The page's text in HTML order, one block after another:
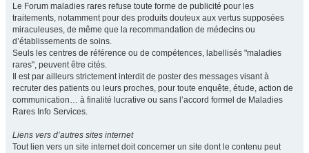
Le Forum maladies rares refuse toute forme de publicité pour les
traitements, notamment pour des produits douteux aux vertus supposées
miraculeuses, de même que la recommandation de médecins ou
d’établissements de soins.
Seuls les centres de référence ou de compétences, labellisés "maladies
rares", peuvent être cités.
Il est par ailleurs strictement interdit de poster des messages visant à
recruter des patients ou leurs proches, pour toute enquête, étude, action de
communication… à finalité lucrative ou sans l’accord formel de Maladies
Rares Info Services.
Liens vers d’autres sites internet
Tout lien vers un site internet doit concerner un site dont le contenu peut